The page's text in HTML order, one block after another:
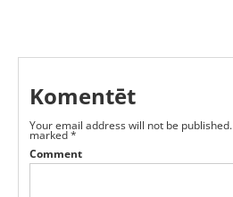
Komentēt
Your email address will not be published.
marked*
Comment